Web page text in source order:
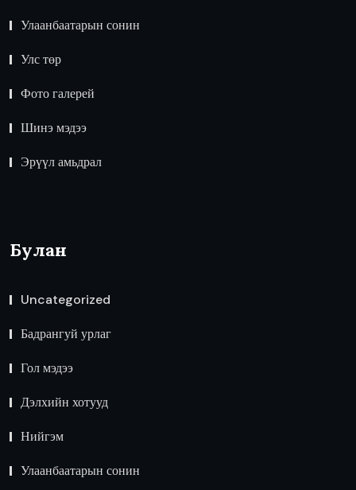
Улаанбаатарын сонин
Улс төр
Фото галерей
Шинэ мэдээ
Эрүүл амьдрал
Булан
Uncategorized
Бадрангуй урлаг
Гол мэдээ
Дэлхийн хотууд
Нийгэм
Улаанбаатарын сонин